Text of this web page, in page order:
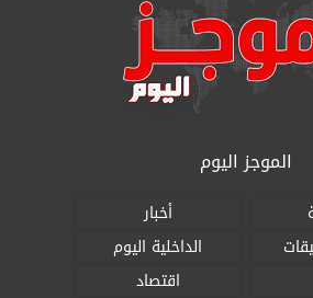
الموجز اليوم
أخبار
الداخلية اليوم
اقتصاد